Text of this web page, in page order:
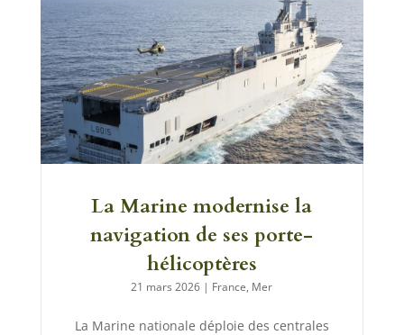
La Marine modernise la
navigation de ses porte-
hélicoptères
21 mars 2026 | France, Mer
La Marine nationale déploie des centrales